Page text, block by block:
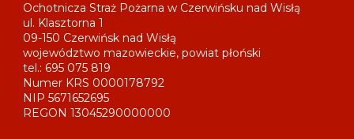
Ochotnicza Straż Pożarna w Czerwińsku nad Wisłą
ul. Klasztorna 1
09-150 Czerwińsk nad Wisłą
województwo mazowieckie, powiat płoński
tel.: 695 075 819
Numer KRS 0000178792
NIP 5671652695
REGON 13045290000000